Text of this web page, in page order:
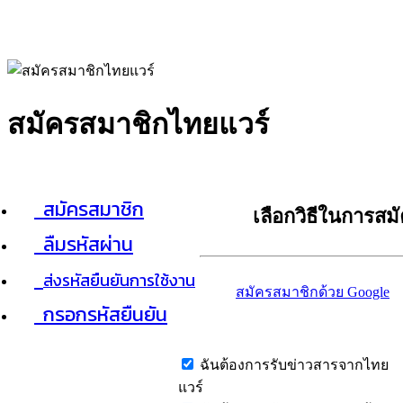
สมัครสมาชิกไทยแวร์
สมัครสมาชิก
ลืมรหัสผ่าน
ส่งรหัสยืนยันการใช้งาน
กรอกรหัสยืนยัน
เลือกวิธีในการส
สมัครสมาชิกด้วย Google
ฉันต้องการรับข่าวสารจากไทย
แวร์